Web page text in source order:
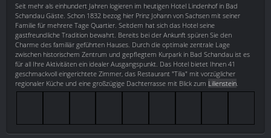
Seit mehr als einhundert Jahren logieren im heutigen Hotel Lindenhof in Bad
Schandau Gäste. Schon 1832 bezog hier Prinz Johann von Sachsen mit seiner
Familie für mehrere Tage Quartier. Seitdem hat sich das Hotel seine
gastfreundliche Tradition bewahrt. Bereits bei der Ankunft spüren Sie den
Charme des familiär geführten Hauses. Durch die optimale zentrale Lage
zwischen historischem Zentrum und gepflegtem Kurpark in Bad Schandau ist es
für all Ihre Aktivitäten ein idealer Ausgangspunkt. Das Hotel bietet Ihnen 41
geschmackvoll eingerichtete Zimmer, das Restaurant "Tilia" mit vorzüglicher
regionaler Küche und eine großzügige Dachterrasse mit Blick zum Lilienstein